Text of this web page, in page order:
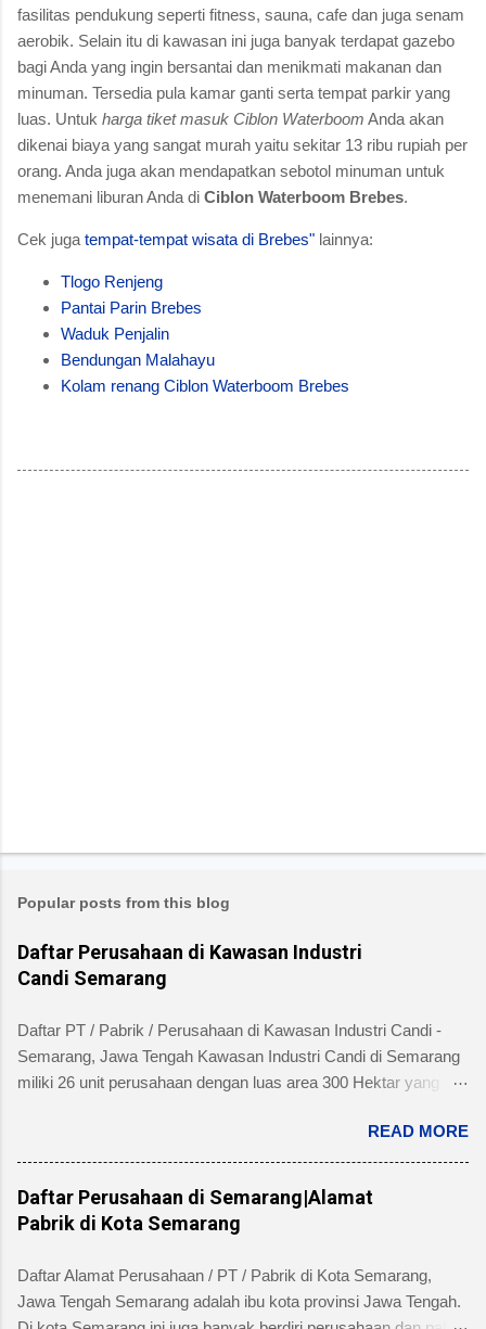
fasilitas pendukung seperti fitness, sauna, cafe dan juga senam
aerobik. Selain itu di kawasan ini juga banyak terdapat gazebo
bagi Anda yang ingin bersantai dan menikmati makanan dan
minuman. Tersedia pula kamar ganti serta tempat parkir yang
luas. Untuk harga tiket masuk Ciblon Waterboom Anda akan
dikenai biaya yang sangat murah yaitu sekitar 13 ribu rupiah per
orang. Anda juga akan mendapatkan sebotol minuman untuk
menemani liburan Anda di Ciblon Waterboom Brebes.
Cek juga tempat-tempat wisata di Brebes" lainnya:
Tlogo Renjeng
Pantai Parin Brebes
Waduk Penjalin
Bendungan Malahayu
Kolam renang Ciblon Waterboom Brebes
Popular posts from this blog
Daftar Perusahaan di Kawasan Industri
Candi Semarang
Daftar PT / Pabrik / Perusahaan di Kawasan Industri Candi -
Semarang, Jawa Tengah Kawasan Industri Candi di Semarang
miliki 26 unit perusahaan dengan luas area 300 Hektar yang
Kecamatan Ngaliyan dan memiliki fasilitas tanah yang siap
dibangun , jalan 20 s/d 30 meter, green belt, listrik , telepon , air,
security service dan memiliki kemudahan atau keuntungan
bebas banjir dan ideal untuk industri menengah dan besar untuk
alamat pengelola berada di Jl. Tambakaji II No. 7 Semarang
Perusahaan di Kawasan Industri Candi Semarang disertai
READ MORE
Daftar Perusahaan di Semarang|Alamat
Pabrik di Kota Semarang
Daftar Alamat Perusahaan / PT / Pabrik di Kota Semarang,
Jawa Tengah Semarang adalah ibu kota provinsi Jawa Tengah.